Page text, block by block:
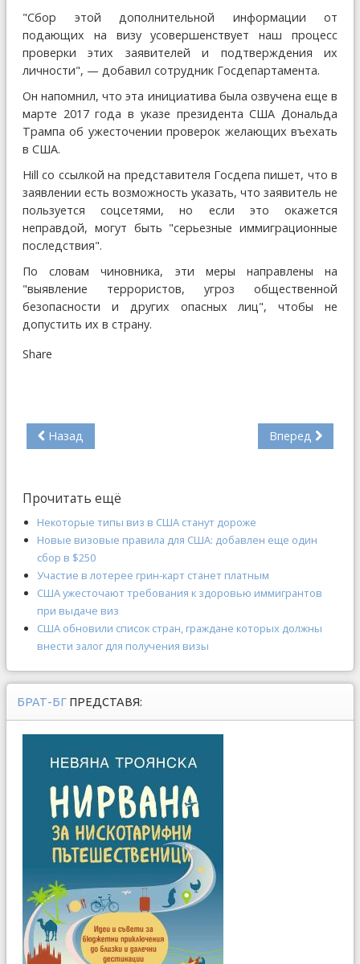
"Сбор этой дополнительной информации от
подающих на визу усовершенствует наш процесс
проверки этих заявителей и подтверждения их
личности", — добавил сотрудник Госдепартамента.
Он напомнил, что эта инициатива была озвучена еще в
марте 2017 года в указе президента США Дональда
Трампа об ужесточении проверок желающих въехать
в США.
Hill со ссылкой на представителя Госдепа пишет, что в
заявлении есть возможность указать, что заявитель не
пользуется соцсетями, но если это окажется
неправдой, могут быть "серьезные иммиграционные
последствия".
По словам чиновника, эти меры направлены на
"выявление террористов, угроз общественной
безопасности и других опасных лиц", чтобы не
допустить их в страну.
Share
Назад Вперед
Прочитать ещё
Некоторые типы виз в США станут дороже
Новые визовые правила для США: добавлен еще один
сбор в $250
Участие в лотерее грин-карт станет платным
США ужесточают требования к здоровью иммигрантов
при выдаче виз
США обновили список стран, граждане которых должны
внести залог для получения визы
БРАТ-БГ ПРЕДСТАВЯ: